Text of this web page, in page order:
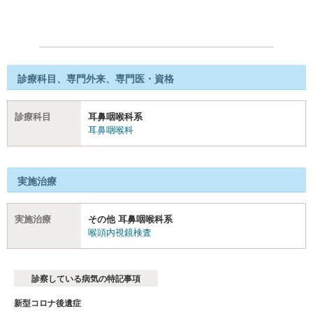
診療科目、専門外来、専門医・資格
診療科目
耳鼻咽喉科系
耳鼻咽喉科
実施治療
実施治療
その他 耳鼻咽喉科系
喉頭内視鏡検査
診察している病気の特記事項
新型コロナ後遺症